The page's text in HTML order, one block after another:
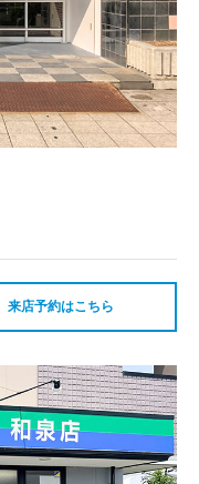
来店予約はこちら